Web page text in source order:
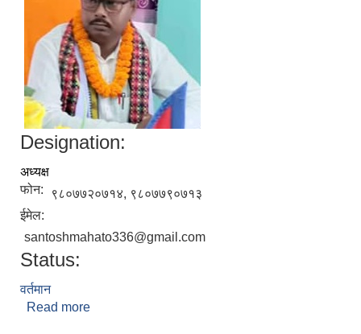
Designation:
अध्यक्ष
फोन:
९८०७७२०७१४, ९८०७७९०७१३
ईमेल:
santoshmahato336@gmail.com
Status:
वर्तमान
Read more